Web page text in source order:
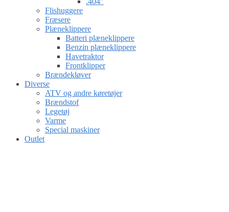
Flishuggere
Fræsere
Plæneklippere
Batteri plæneklippere
Benzin plæneklippere
Havetraktor
Frontklipper
Brændekløver
Diverse
ATV og andre køretøjer
Brændstof
Legetøj
Varme
Special maskiner
Outlet